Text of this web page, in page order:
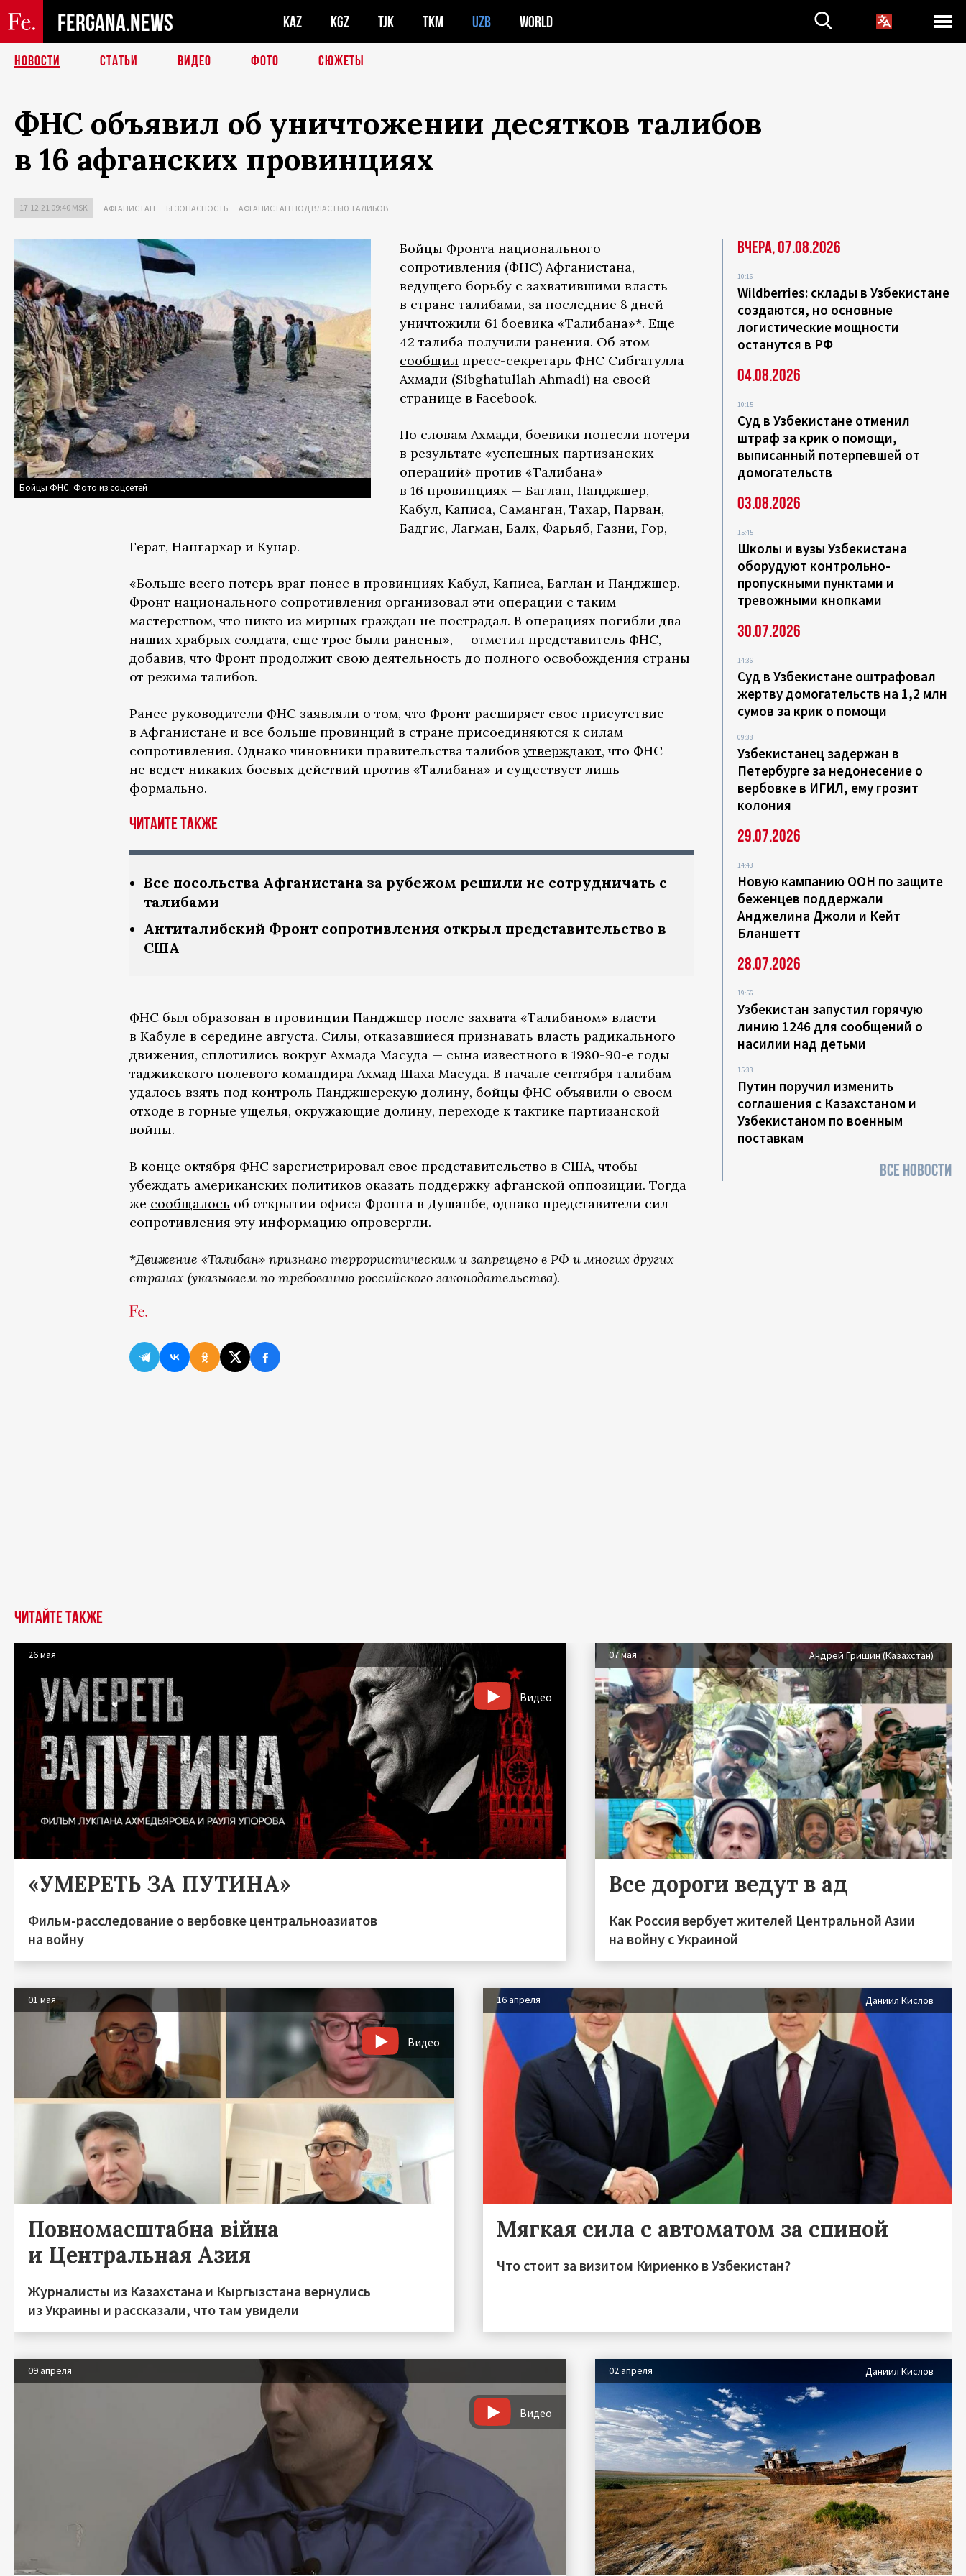
FERGANA.NEWS KAZ KGZ TJK TKM UZB WORLD
НОВОСТИ СТАТЬИ ВИДЕО ФОТО СЮЖЕТЫ
ФНС объявил об уничтожении десятков талибов
в 16 афганских провинциях
17.12.21 09:40 MSK АФГАНИСТАН БЕЗОПАСНОСТЬ АФГАНИСТАН ПОД ВЛАСТЬЮ ТАЛИБОВ
Бойцы ФНС. Фото из соцсетей
Бойцы Фронта национального
сопротивления (ФНС) Афганистана,
ведущего борьбу с захватившими власть
в стране талибами, за последние 8 дней
уничтожили 61 боевика «Талибана»*. Еще
42 талиба получили ранения. Об этом
сообщил пресс-секретарь ФНС Сибгатулла
Ахмади (Sibghatullah Ahmadi) на своей
странице в Facebook.
По словам Ахмади, боевики понесли потери
в результате «успешных партизанских
операций» против «Талибана»
в 16 провинциях — Баглан, Панджшер,
Кабул, Каписа, Саманган, Тахар, Парван,
Бадгис, Лагман, Балх, Фарьяб, Газни, Гор,
Герат, Нангархар и Кунар.
«Больше всего потерь враг понес в провинциях Кабул, Каписа, Баглан и Панджшер.
Фронт национального сопротивления организовал эти операции с таким
мастерством, что никто из мирных граждан не пострадал. В операциях погибли два
наших храбрых солдата, еще трое были ранены», — отметил представитель ФНС,
добавив, что Фронт продолжит свою деятельность до полного освобождения страны
от режима талибов.
Ранее руководители ФНС заявляли о том, что Фронт расширяет свое присутствие
в Афганистане и все больше провинций в стране присоединяются к силам
сопротивления. Однако чиновники правительства талибов утверждают, что ФНС
не ведет никаких боевых действий против «Талибана» и существует лишь
формально.
Читайте также
Все посольства Афганистана за рубежом решили не сотрудничать с
талибами
Антиталибский Фронт сопротивления открыл представительство в
США
ФНС был образован в провинции Панджшер после захвата «Талибаном» власти
в Кабуле в середине августа. Силы, отказавшиеся признавать власть радикального
движения, сплотились вокруг Ахмада Масуда — сына известного в 1980-90-е годы
таджикского полевого командира Ахмад Шаха Масуда. В начале сентября талибам
удалось взять под контроль Панджшерскую долину, бойцы ФНС объявили о своем
отходе в горные ущелья, окружающие долину, переходе к тактике партизанской
войны.
В конце октября ФНС зарегистрировал свое представительство в США, чтобы
убеждать американских политиков оказать поддержку афганской оппозиции. Тогда
же сообщалось об открытии офиса Фронта в Душанбе, однако представители сил
сопротивления эту информацию опровергли.
*Движение «Талибан» признано террористическим и запрещено в РФ и многих других
странах (указываем по требованию российского законодательства).
Вчера, 07.08.2026
10:16
Wildberries: склады в Узбекистане
создаются, но основные
логистические мощности
останутся в РФ
04.08.2026
10:15
Суд в Узбекистане отменил
штраф за крик о помощи,
выписанный потерпевшей от
домогательств
03.08.2026
15:45
Школы и вузы Узбекистана
оборудуют контрольно-
пропускными пунктами и
тревожными кнопками
30.07.2026
14:36
Суд в Узбекистане оштрафовал
жертву домогательств на 1,2 млн
сумов за крик о помощи
09:38
Узбекистанец задержан в
Петербурге за недонесение о
вербовке в ИГИЛ, ему грозит
колония
29.07.2026
14:43
Новую кампанию ООН по защите
беженцев поддержали
Анджелина Джоли и Кейт
Бланшетт
28.07.2026
19:56
Узбекистан запустил горячую
линию 1246 для сообщений о
насилии над детьми
15:33
Путин поручил изменить
соглашения с Казахстаном и
Узбекистаном по военным
поставкам
ВСЕ НОВОСТИ
Читайте также
26 мая
Видео
«УМЕРЕТЬ ЗА ПУТИНА»
Фильм-расследование о вербовке центральноазиатов
на войну
07 мая Андрей Гришин (Казахстан)
Все дороги ведут в ад
Как Россия вербует жителей Центральной Азии
на войну с Украиной
01 мая
Видео
Повномасштабна війна
и Центральная Азия
Журналисты из Казахстана и Кыргызстана вернулись
из Украины и рассказали, что там увидели
16 апреля Даниил Кислов
Мягкая сила с автоматом за спиной
Что стоит за визитом Кириенко в Узбекистан?
09 апреля
Видео
02 апреля Даниил Кислов